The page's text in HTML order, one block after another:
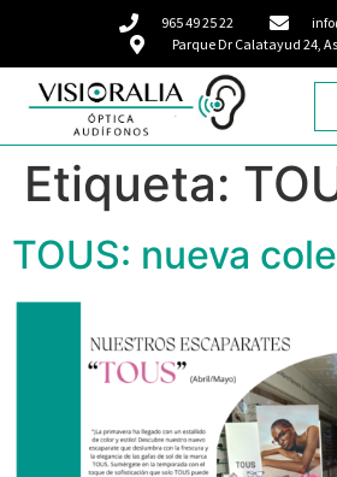
965 49 25 22
Parque Dr Calatayud 24,
Etiqueta:
TOUS: nueva